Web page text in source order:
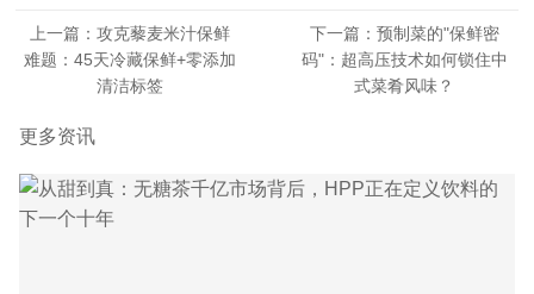
上一篇：攻克藜麦米汁保鲜
难题：45天冷藏保鲜+零添加
清洁标签
下一篇：预制菜的"保鲜密
码"：超高压技术如何锁住中
式菜肴风味？
更多资讯